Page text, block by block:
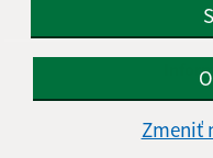
Zmeniť